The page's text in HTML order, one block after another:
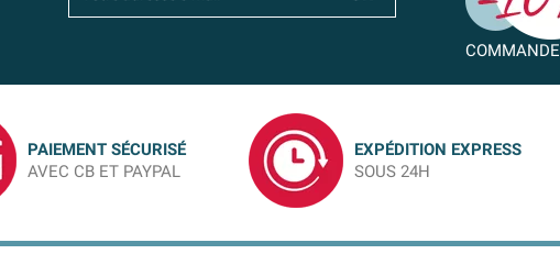
COMMANDE
PAIEMENT SÉCURISÉ
AVEC CB ET PAYPAL
EXPÉDITION EXPRESS
SOUS 24H